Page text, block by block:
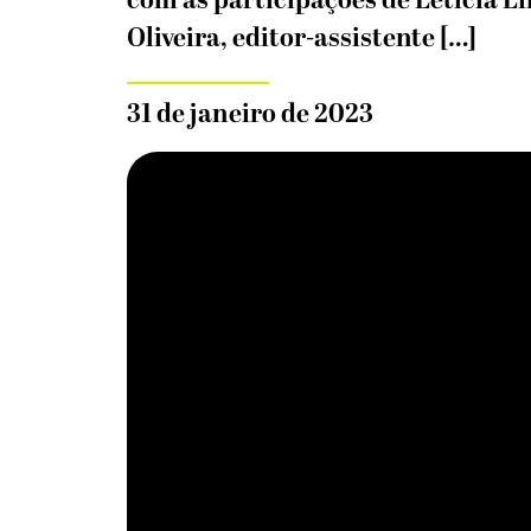
Oliveira, editor-assistente […]
31 de janeiro de 2023